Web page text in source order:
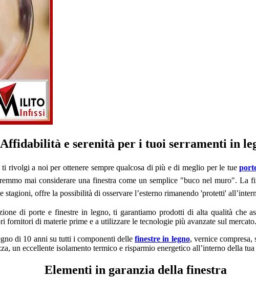
Affidabilità e serenità per i tuoi serramenti in
rivolgi a noi per ottenere sempre qualcosa di più e di meglio per le tue
mai considerare una finestra come un semplice "buco nel muro". La
offre la possibilità di osservare l’esterno rimanendo 'protetti'
di porte e finestre in legno, ti garantiamo prodotti di alta qualità che
di materie prime e a utilizzare le tecnologie più avanzate sul mercato.
di 10 anni su tutti i componenti dellefinestre in legno, vernice compresa,
un eccellente isolamento termico e risparmio energetico all’interno della tua
Elementi in garanzia della finestra